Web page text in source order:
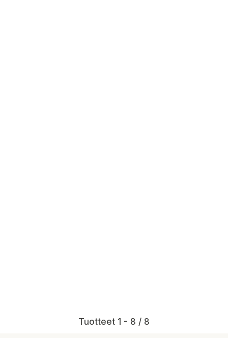
Tuotteet 1 - 8 / 8